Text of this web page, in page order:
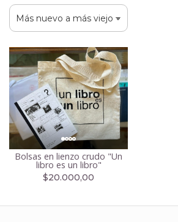
Bolsas en lienzo crudo "Un
libro es un libro"
$20.000,00